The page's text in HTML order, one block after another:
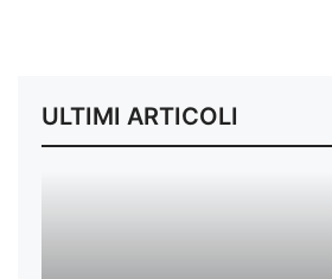
ULTIMI ARTICOLI